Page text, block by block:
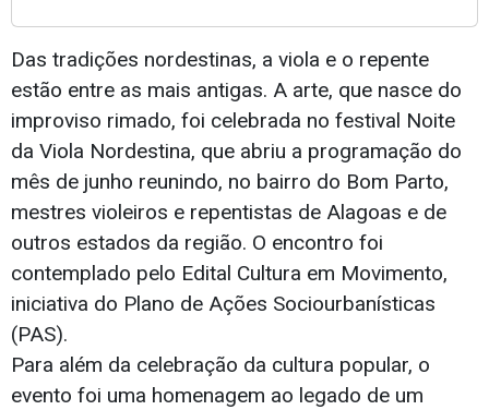
Das tradições nordestinas, a viola e o repente
estão entre as mais antigas. A arte, que nasce do
improviso rimado, foi celebrada no festival Noite
da Viola Nordestina, que abriu a programação do
mês de junho reunindo, no bairro do Bom Parto,
mestres violeiros e repentistas de Alagoas e de
outros estados da região. O encontro foi
contemplado pelo Edital Cultura em Movimento,
iniciativa do Plano de Ações Sociourbanísticas
(PAS).
Para além da celebração da cultura popular, o
evento foi uma homenagem ao legado de um